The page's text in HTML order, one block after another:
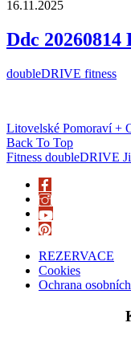
16.11.2025
Ddc 20260814
doubleDRIVE fitness
Litovelské Pomoraví +
Back To Top
Fitness doubleDRIVE
REZERVACE
Cookies
Ochrana